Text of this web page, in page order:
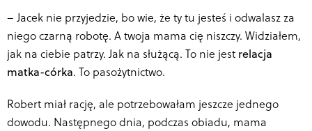
– Jacek nie przyjedzie, bo wie, że ty tu jesteś i odwalasz za
niego czarną robotę. A twoja mama cię niszczy. Widziałem,
jak na ciebie patrzy. Jak na służącą. To nie jest relacja
matka-córka. To pasożytnictwo.
Robert miał rację, ale potrzebowałam jeszcze jednego
dowodu. Następnego dnia, podczas obiadu, mama